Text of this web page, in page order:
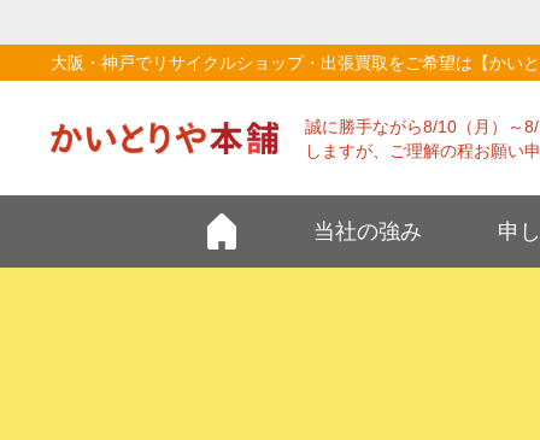
大阪・神戸でリサイクルショップ・出張買取をご希望は【かい
誠に勝手ながら8/10（月）～
しますが、ご理解の程お願い
当社の強み 申